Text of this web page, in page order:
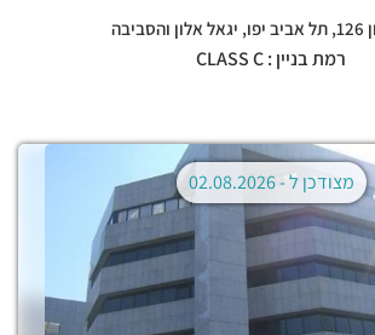
תל אביב יפו, יגאל אלון והסביבה
רמת בניין : CLASS C
מצודכן ל -02.08.2026